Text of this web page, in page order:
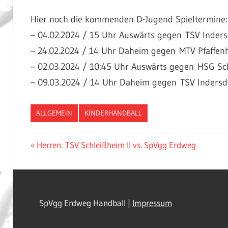
Hier noch die kommenden D-Jugend Spieltermine:
– 04.02.2024 / 15 Uhr Auswärts gegen TSV
– 24.02.2024 / 14 Uhr Daheim gegen MTV
– 02.03.2024 / 10:45 Uhr Auswärts gegen HSG
– 09.03.2024 / 14 Uhr Daheim gegen TSV
ALLGEMEIN KINDERHANDBALL
Beitragsnavigation
Vorheriger
Herren: TSV Schleißheim II vs. SpVgg Erdweg
SpVgg Erdweg Handball | Impressum